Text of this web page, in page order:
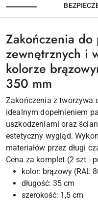
Zakończenia do
zewnętrznych i
kolorze
350 mm
Zakończenia z tworzywa
idealnym dopełnieniem
uszkodzeniami oraz
estetyczny wygląd.
materiałów przez długi
Cena za komplet (2 szt -
kolor: brązowy (RAL
długość: 35 cm
szerokość: 1,5 cm